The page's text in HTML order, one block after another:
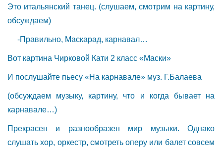
Это итальянский танец. (слушаем, смотрим на картину,
обсуждаем)
-Правильно, Маскарад, карнавал…
Вот картина Чирковой Кати 2 класс «Маски»
И послушайте пьесу «На карнавале» муз. Г.Балаева
(обсуждаем музыку, картину, что и когда бывает на
карнавале…)
Прекрасен и разнообразен мир музыки. Однако
слушать хор, оркестр, смотреть оперу или балет совсем